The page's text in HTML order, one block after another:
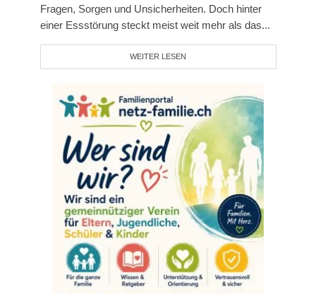
Fragen, Sorgen und Unsicherheiten. Doch hinter
einer Essstörung steckt meist weit mehr als das...
WEITER LESEN